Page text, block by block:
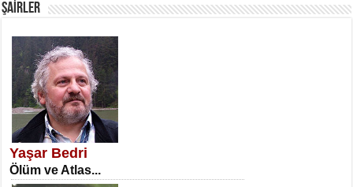
SATILMIŞ ÜMİT ÇETİNKAYA
Erkenlik...
ŞAİRLER
Yaşar Bedri
Ölüm ve Atlas...